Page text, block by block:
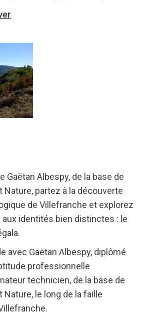
Gaëtan Albespy, de la base de
Nature, partez à la découverte
de Villefranche et explorez
identités bien distinctes : le
avec Gaëtan Albespy, diplômé
professionnelle
technicien, de la base de
Nature, le long de la faille